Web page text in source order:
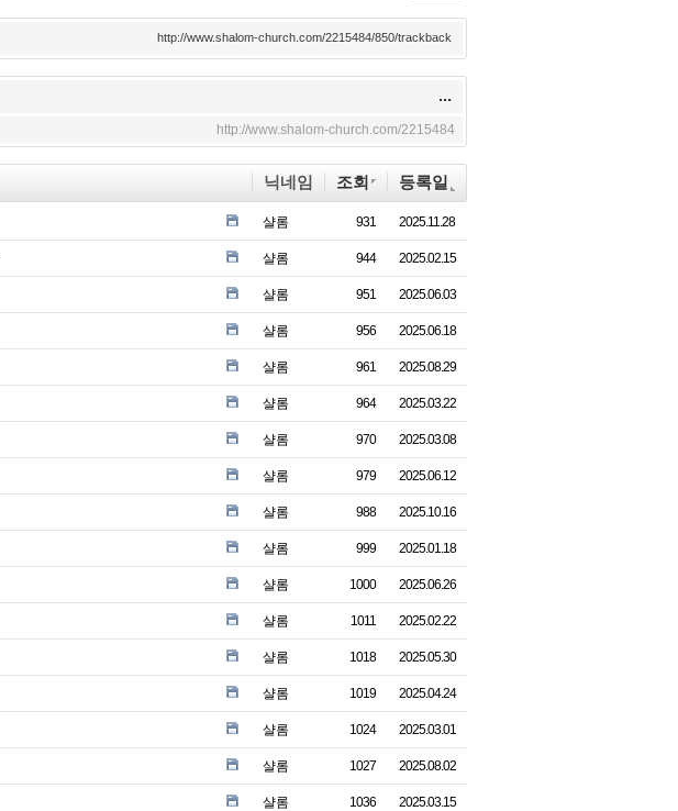
http://www.shalom-church.com/2215484/850/trackback
...
http://www.shalom-church.com/2215484
닉네임 조회 등록일
샬롬 931 2025.11.28
샬롬 944 2025.02.15
샬롬 951 2025.06.03
샬롬 956 2025.06.18
샬롬 961 2025.08.29
샬롬 964 2025.03.22
샬롬 970 2025.03.08
샬롬 979 2025.06.12
샬롬 988 2025.10.16
샬롬 999 2025.01.18
샬롬 1000 2025.06.26
샬롬 1011 2025.02.22
샬롬 1018 2025.05.30
샬롬 1019 2025.04.24
샬롬 1024 2025.03.01
샬롬 1027 2025.08.02
샬롬 1036 2025.03.15